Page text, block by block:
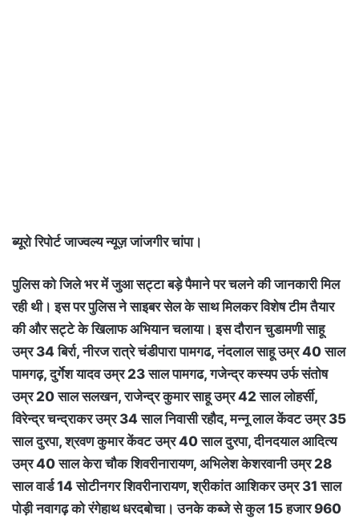
ब्यूरो रिपोर्ट जाज्वल्य न्यूज़ जांजगीर चांपा।
पुलिस को जिले भर में जुआ सट्टा बड़े पैमाने पर चलने की जानकारी मिल
रही थी। इस पर पुलिस ने साइबर सेल के साथ मिलकर विशेष टीम तैयार
की और सट्टे के खिलाफ अभियान चलाया। इस दौरान चुडामणी साहू
उम्र 34 बिर्रा, नीरज रात्रे चंडीपारा पामगढ, नंदलाल साहू उम्र 40 साल
पामगढ़, दुर्गेश यादव उम्र 23 साल पामगढ, गजेन्द्र कस्यप उर्फ संतोष
उम्र 20 साल सलखन, राजेन्द्र कुमार साहू उम्र 42 साल लोहर्सी,
विरेन्द्र चन्द्राकर उम्र 34 साल निवासी रहौद, मन्नू लाल केंवट उम्र 35
साल दुरपा, श्रवण कुमार केंवट उम्र 40 साल दुरपा, दीनदयाल आदित्य
उम्र 40 साल केरा चौक शिवरीनारायण, अभिलेश केशरवानी उम्र 28
साल वार्ड 14 सोटीनगर शिवरीनारायण, श्रीकांत आशिकर उम्र 31 साल
पोड़ी नवागढ़ को रंगेहाथ धरदबोचा। उनके कब्जे से कुल 15 हजार 960